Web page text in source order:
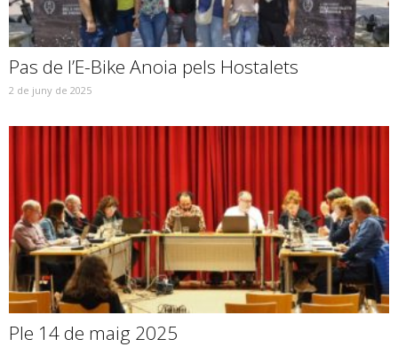
Pas de l’E-Bike Anoia pels Hostalets
2 de juny de 2025
Ple 14 de maig 2025